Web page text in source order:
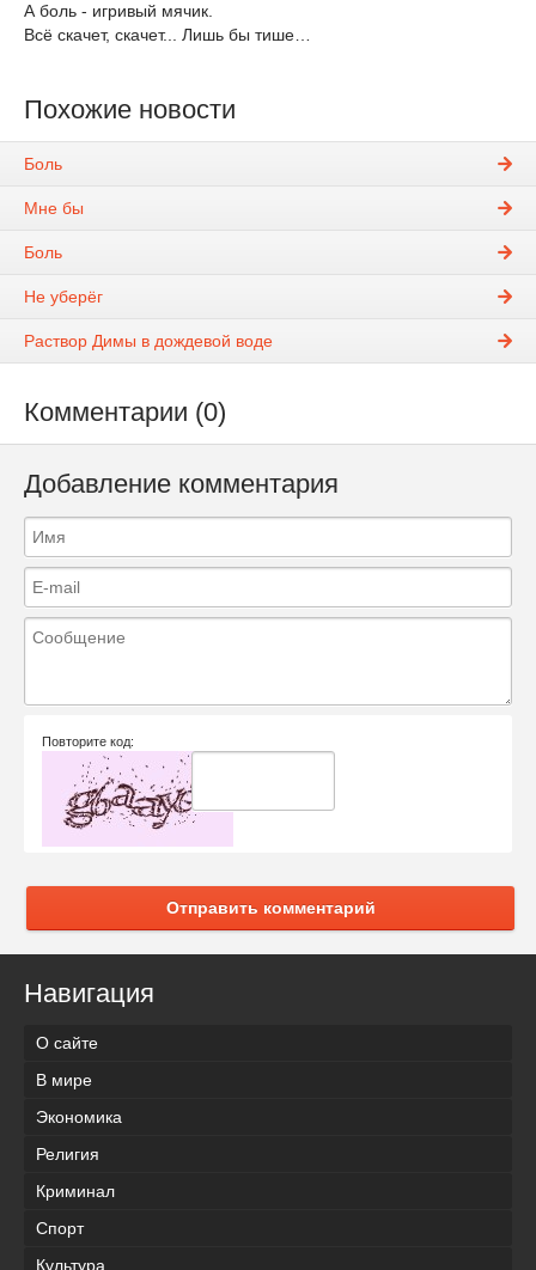
А боль - игривый мячик.
Всё скачет, скачет... Лишь бы тише…
Похожие новости
Боль
Мне бы
Боль
Не уберёг
Раствор Димы в дождевой воде
Комментарии (0)
Добавление комментария
Повторите код:
Отправить комментарий
Навигация
О сайте
В мире
Экономика
Религия
Криминал
Спорт
Культура